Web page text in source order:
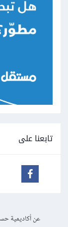
تابعنا على
عن أكاديمية